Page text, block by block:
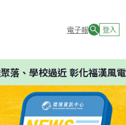
電子報 登入
、學校過近 彰化福漢風電